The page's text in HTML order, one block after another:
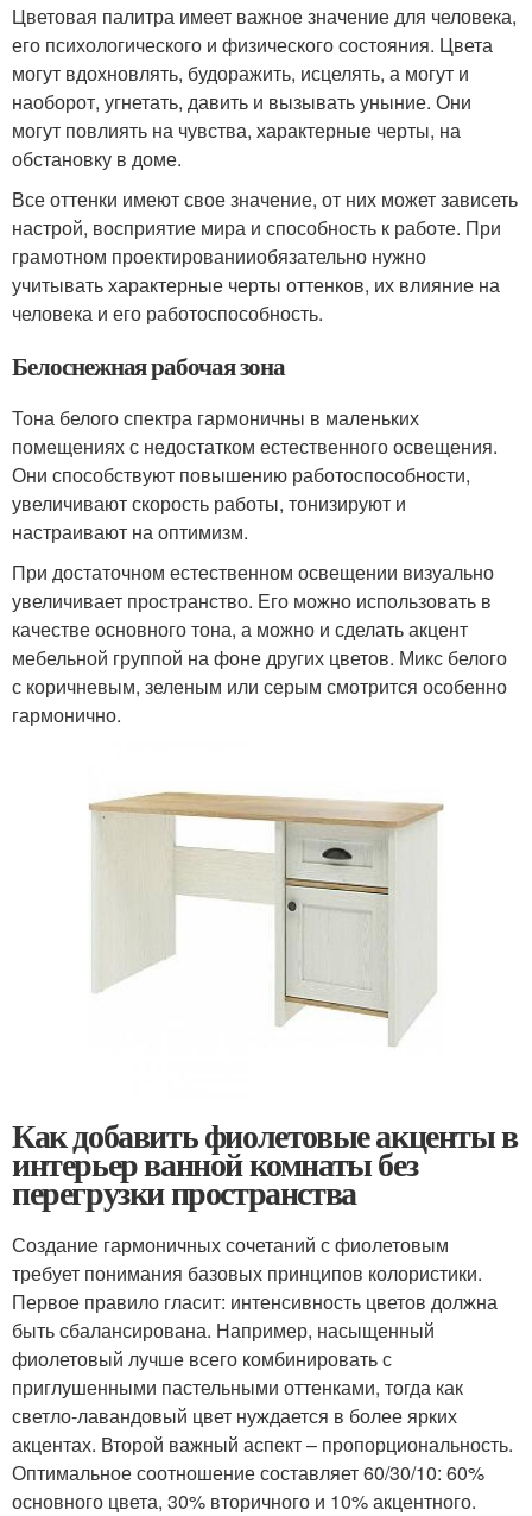
Цветовая палитра имеет важное значение для человека,
его психологического и физического состояния. Цвета
могут вдохновлять, будоражить, исцелять, а могут и
наоборот, угнетать, давить и вызывать уныние. Они
могут повлиять на чувства, характерные черты, на
обстановку в доме.
Все оттенки имеют свое значение, от них может зависеть
настрой, восприятие мира и способность к работе. При
грамотном проектированииобязательно нужно
учитывать характерные черты оттенков, их влияние на
человека и его работоспособность.
Белоснежная рабочая зона
Тона белого спектра гармоничны в маленьких
помещениях с недостатком естественного освещения.
Они способствуют повышению работоспособности,
увеличивают скорость работы, тонизируют и
настраивают на оптимизм.
При достаточном естественном освещении визуально
увеличивает пространство. Его можно использовать в
качестве основного тона, а можно и сделать акцент
мебельной группой на фоне других цветов. Микс белого
с коричневым, зеленым или серым смотрится особенно
гармонично.
Как добавить фиолетовые акценты в
интерьер ванной комнаты без
перегрузки пространства
Создание гармоничных сочетаний с фиолетовым
требует понимания базовых принципов колористики.
Первое правило гласит: интенсивность цветов должна
быть сбалансирована. Например, насыщенный
фиолетовый лучше всего комбинировать с
приглушенными пастельными оттенками, тогда как
светло-лавандовый цвет нуждается в более ярких
акцентах. Второй важный аспект – пропорциональность.
Оптимальное соотношение составляет 60/30/10: 60%
основного цвета, 30% вторичного и 10% акцентного.